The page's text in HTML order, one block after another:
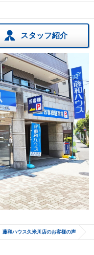
スタッフ紹介
藤和ハウス久米川店のお客様の声